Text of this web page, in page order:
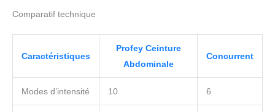
Comparatif technique
Caractéristiques
Profey Ceinture
Abdominale
Concurrent
Modes d’intensité 10 6